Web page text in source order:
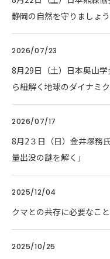
静岡の自然を守りましょう
2026/07/23
8月29日（土）日本奥山
ら紐解く地球のダイナミク
2026/07/17
8月2３日（日）金井塚務
量出没の謎を解く」
2025/12/04
クマとの共存に必要なこ
2025/10/25